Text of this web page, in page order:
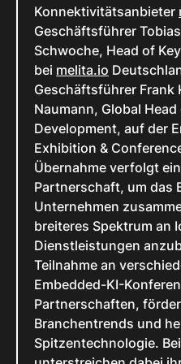
Konnektivitätsanbieter
Geschäftsführer
Schwoche, Head of
bei melita.io
Geschäftsführer Frank
Naumann, Global
Development, auf der
Exhibition &
Übernahme verfolgt
Partnerschaft, um das
Unternehmen
breiteres Spektrum an
Dienstleistungen
Teilnahme an
Embedded-KI-
Partnerschaften,
Branchentrends und
Spitzentechnologie.